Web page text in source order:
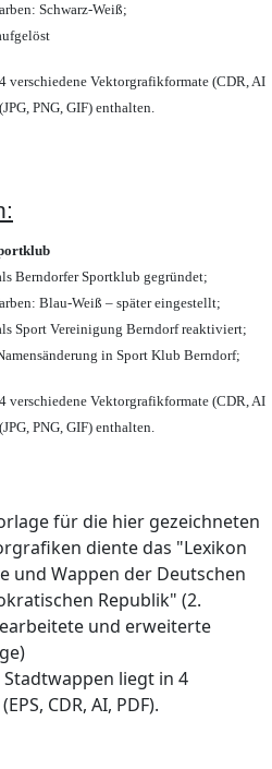
Schwarz-Weiß;
verschiedene Vektorgrafikformate (CDR, AI
PNG, GIF) enthalten.
Berndorfer Sportklub gegründet;
Blau-Weiß – später eingestellt;
Sport Vereinigung Berndorf reaktiviert;
in Sport Klub Berndorf;
verschiedene Vektorgrafikformate (CDR, AI
PNG, GIF) enthalten.
für die hier gezeichneten
diente das "Lexikon
und Wappen der Deutschen
Republik" (2.
und erweiterte
Stadtwappen liegt in 4
CDR, AI, PDF).